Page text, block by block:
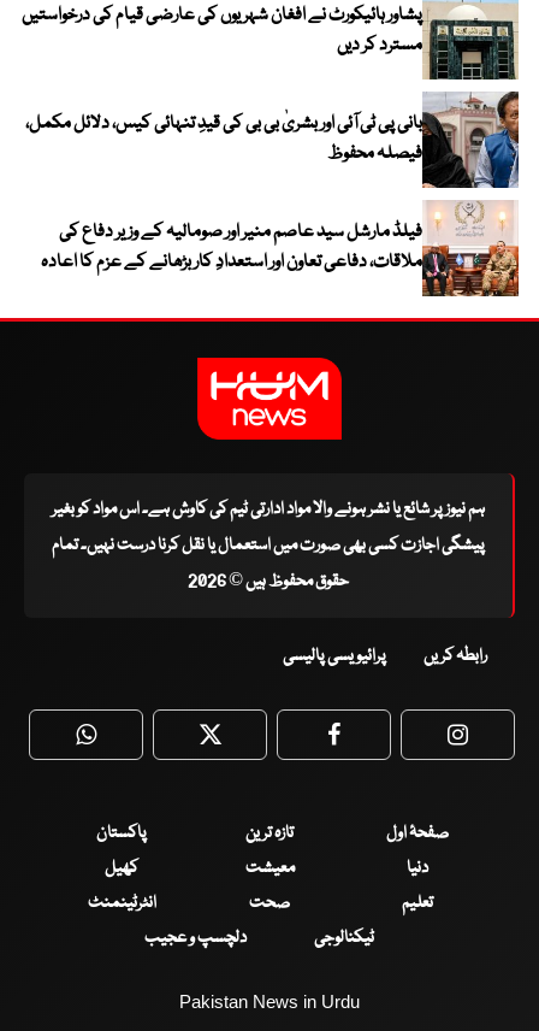
پشاور ہائیکورٹ نے افغان شہریوں کی عارضی قیام کی درخواستیں
مسترد کر دیں
بانی پی ٹی آئی اور بشریٰ بی بی کی قیدِ تنہائی کیس، دلائل مکمل،
فیصلہ محفوظ
فیلڈ مارشل سید عاصم منیر اور صومالیہ کے وزیر دفاع کی
ملاقات، دفاعی تعاون اور استعدادِ کار بڑھانے کے عزم کا اعادہ
ہم نیوز پر شائع یا نشر ہونے والا مواد ادارتی ٹیم کی کاوش ہے۔ اس مواد کو بغیر
پیشگی اجازت کسی بھی صورت میں استعمال یا نقل کرنا درست نہیں۔ تمام
حقوق محفوظ ہیں © 2026
رابطہ کریں پرائیویسی پالیسی
WhatsApp Twitter Facebook
صفحۂ اول تازہ ترین
پاکستان
دنیا
معیشت
کھیل
تعلیم
صحت
انٹرٹینمنٹ
ٹیکنالوجی
دلچسپ و عجیب
Pakistan News in Urdu